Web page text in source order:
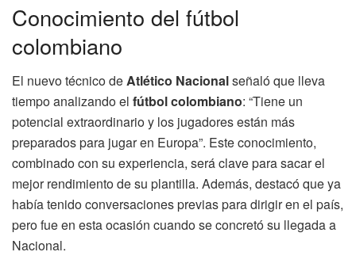
Conocimiento del fútbol
colombiano
El nuevo técnico deAtlético Nacionalseñaló que lleva
tiempo analizando el fútbol colombiano: “Tiene un
potencial extraordinario y los jugadores están más
preparados para jugar en Europa”. Este conocimiento,
combinado con su experiencia, será clave para sacar el
mejor rendimiento de su plantilla. Además, destacó que ya
había tenido conversaciones previas para dirigir en el país,
pero fue en esta ocasión cuando se concretó su llegada a
Nacional.